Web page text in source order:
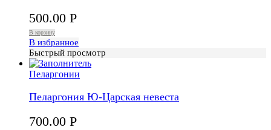
500.00 Р
В корзину
В избранное
Быстрый просмотр
Пеларгонии
Пеларгония Ю-Царская невеста
700.00 Р